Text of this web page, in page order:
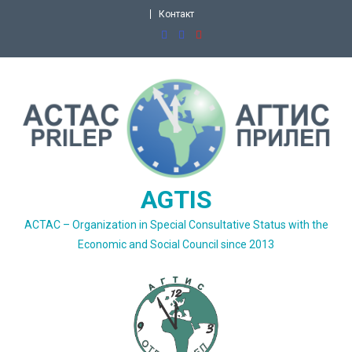
Контакт
AGTIS
ACTAC – Organization in Special Consultative Status with the
Economic and Social Council since 2013